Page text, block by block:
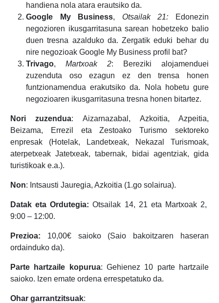
handiena nola atara erautsiko da.
Google My Business, Otsailak 21: Edonezin
negozioren ikusgarritasuna sarean hobetzeko balio
duen tresna azalduko da. Zergatik eduki behar du
nire negozioak Google My Business profil bat?
Trivago, Martxoak 2: Bereziki alojamenduei
zuzenduta oso ezagun ez den trensa honen
funtzionamendua erakutsiko da. Nola hobetu gure
negozioaren ikusgarritasuna tresna honen bitartez.
Nori zuzendua: Aizarnazabal, Azkoitia, Azpeitia,
Beizama, Errezil eta Zestoako Turismo sektoreko
enpresak (Hotelak, Landetxeak, Nekazal Turismoak,
aterpetxeak Jatetxeak, tabernak, bidai agentziak, gida
turistikoak e.a.).
Non: Intsausti Jauregia, Azkoitia (1.go solairua).
Datak eta Ordutegia: Otsailak 14, 21 eta Martxoak 2,
9:00 – 12:00.
Prezioa: 10,00€ saioko (Saio bakoitzaren haseran
ordainduko da).
Parte hartzaile kopurua: Gehienez 10 parte hartzaile
saioko. Izen emate ordena errespetatuko da.
Ohar garrantzitsuak: